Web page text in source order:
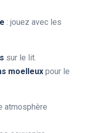
: jouez avec les
sur le lit.
moelleux pour le
atmosphère